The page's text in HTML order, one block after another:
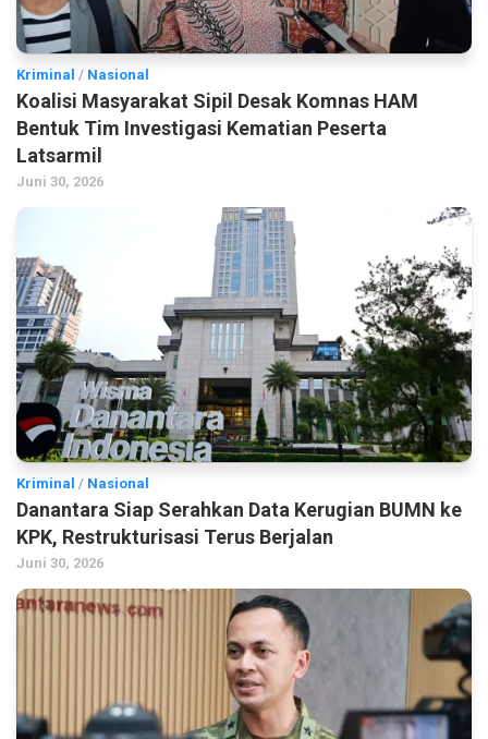
Kriminal / Nasional
Koalisi Masyarakat Sipil Desak Komnas HAM
Bentuk Tim Investigasi Kematian Peserta
Latsarmil
Juni 30, 2026
Kriminal / Nasional
Danantara Siap Serahkan Data Kerugian BUMN ke
KPK, Restrukturisasi Terus Berjalan
Juni 30, 2026